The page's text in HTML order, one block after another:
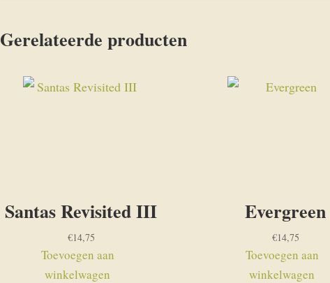
Gerelateerde producten
Santas Revisited III
€14,75
Toevoegen aan
winkelwagen
Evergreen
€14,75
Toevoegen aan
winkelwagen